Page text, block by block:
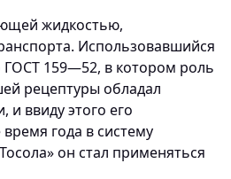
жидкостью,
Использовавшийся
ГОСТ 159—52, в котором роль
рецептуры обладал
ввиду этого его
года в систему
он стал применяться